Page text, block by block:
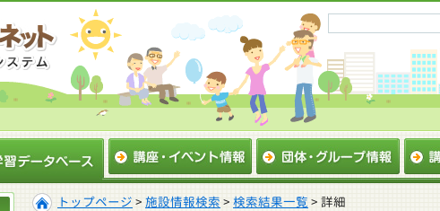
トップページ > 施設情報検索 > 検索結果一覧 > 詳細